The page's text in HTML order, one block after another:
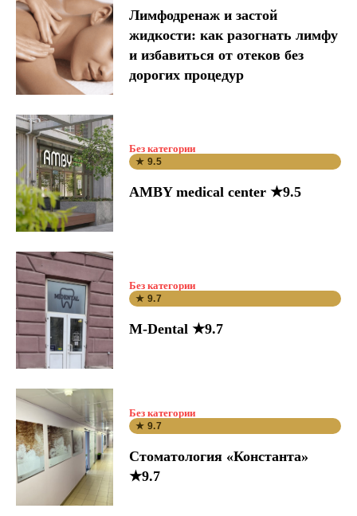
Лимфодренаж и застой
жидкости: как разогнать лимфу
и избавиться от отеков без
дорогих процедур
Без категории
★ 9.5
AMBY medical center ★9.5
Без категории
★ 9.7
M-Dental ★9.7
Без категории
★ 9.7
Стоматология «Константа»
★9.7